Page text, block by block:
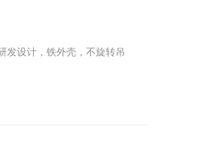
发设计，铁外壳，不旋转吊